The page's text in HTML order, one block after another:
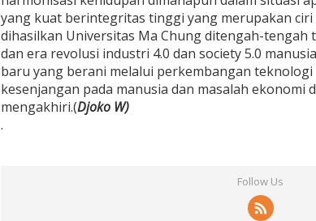
yang kuat berintegritas tinggi yang merupakan
dihasilkan Universitas Ma Chung ditengah-
dan era revolusi industri 4.0 dan society 5.0
baru yang berani melalui perkembangan
kesenjangan pada manusia dan masalah ekonomi
mengakhiri.(Djoko W)
.
Follow Us